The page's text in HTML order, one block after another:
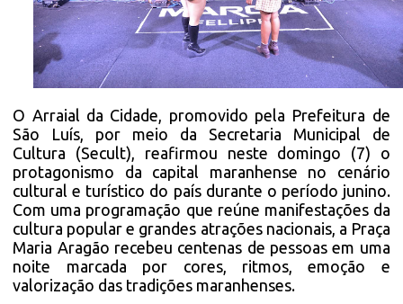
O Arraial da Cidade, promovido pela Prefeitura de
São Luís, por meio da Secretaria Municipal de
Cultura (Secult), reafirmou neste domingo (7) o
protagonismo da capital maranhense no cenário
cultural e turístico do país durante o período junino.
Com uma programação que reúne manifestações da
cultura popular e grandes atrações nacionais, a Praça
Maria Aragão recebeu centenas de pessoas em uma
noite marcada por cores, ritmos, emoção e
valorização das tradições maranhenses.